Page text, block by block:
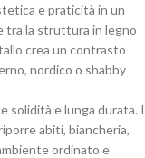
e praticità in un
tra la struttura in legno
crea un contrasto
nordico o shabby
solidità e lunga durata. I
abiti, biancheria,
ordinato e